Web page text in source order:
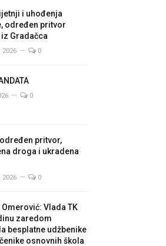
i uhođenja
određen pritvor
Gradačca
2026 0
0
pritvor,
droga i ukradena
2026 0
Vlada TK
zaredom
besplatne udžbenike
osnovnih škola